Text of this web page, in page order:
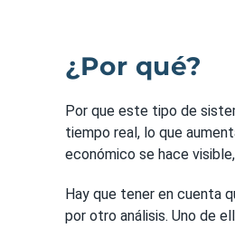
¿Por qué?
Por que este tipo de
tiempo real, lo que
económico se hace
Hay que tener en cuenta
por otro análisis. Uno de